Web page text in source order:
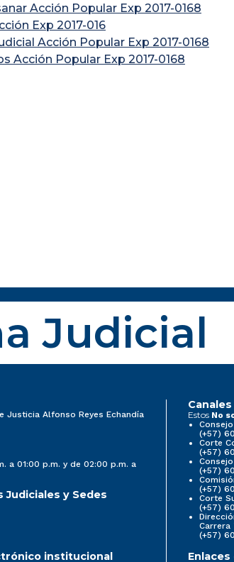
Acción Popular Exp 2017-0168
Exp 2017-016
Acción Popular Exp 2017-0168
Acción Popular Exp 2017-0168
Judicial
Justicia Alfonso Reyes Echandía
a 01:00 p.m. y de 02:00 p.m. a
Judiciales y Sedes
Estos No
(+57)
Corte
(+57)
(+57)
(+57)
Corte
(+57)
Carrera
(+57)
institucional